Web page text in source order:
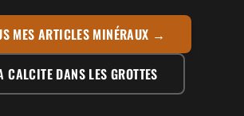
MES ARTICLES MINÉRAUX →
DANS LES GROTTES